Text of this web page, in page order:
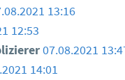
13:16
12:53
07.08.2021
14:01